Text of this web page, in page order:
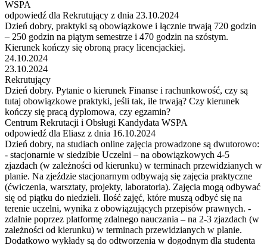
WSPA
odpowiedź dla Rekrutujący z dnia 23.10.2024
Dzień dobry, praktyki są obowiązkowe i łącznie trwają 720 godzin
– 250 godzin na piątym semestrze i 470 godzin na szóstym.
Kierunek kończy się obroną pracy licencjackiej.
24.10.2024
23.10.2024
Rekrutujący
Dzień dobry. Pytanie o kierunek Finanse i rachunkowość, czy są
tutaj obowiązkowe praktyki, jeśli tak, ile trwają? Czy kierunek
kończy się pracą dyplomowa, czy egzamin?
Centrum Rekrutacji i Obsługi Kandydata WSPA
odpowiedź dla Eliasz z dnia 16.10.2024
Dzień dobry, na studiach online zajęcia prowadzone są dwutorowo:
- stacjonarnie w siedzibie Uczelni – na obowiązkowych 4-5
zjazdach (w zależności od kierunku) w terminach przewidzianych w
planie. Na zjeździe stacjonarnym odbywają się zajęcia praktyczne
(ćwiczenia, warsztaty, projekty, laboratoria). Zajęcia mogą odbywać
się od piątku do niedzieli. Ilość zajęć, które muszą odbyć się na
terenie uczelni, wynika z obowiązujących przepisów prawnych. -
zdalnie poprzez platformę zdalnego nauczania – na 2-3 zjazdach (w
zależności od kierunku) w terminach przewidzianych w planie.
Dodatkowo wykłady są do odtworzenia w dogodnym dla studenta